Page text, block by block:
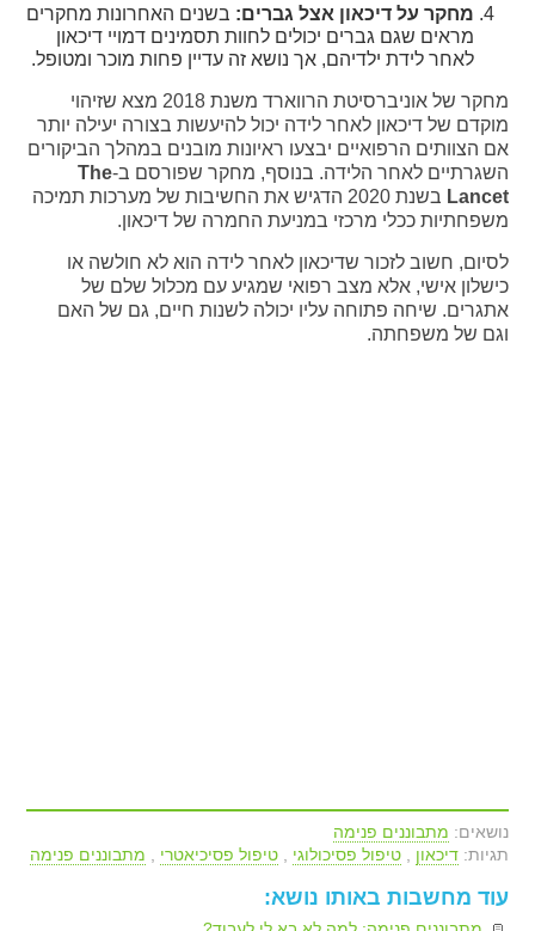
מחקר על דיכאון אצל גברים: בשנים האחרונות מחקרים
מראים שגם גברים יכולים לחוות תסמינים דמויי דיכאון
לאחר לידת ילדיהם, אך נושא זה עדיין פחות מוכר ומטופל.
מחקר של אוניברסיטת הרווארד משנת 2018 מצא שזיהוי
מוקדם של דיכאון לאחר לידה יכול להיעשות בצורה יעילה יותר
אם הצוותים הרפואיים יבצעו ראיונות מובנים במהלך הביקורים
השגרתיים לאחר הלידה. בנוסף, מחקר שפורסם ב-The
Lancet
בשנת 2020 הדגיש את החשיבות של מערכות תמיכה
משפחתיות ככלי מרכזי במניעת החמרה של דיכאון.
לסיום, חשוב לזכור שדיכאון לאחר לידה הוא לא חולשה או
כישלון אישי, אלא מצב רפואי שמגיע עם מכלול שלם של
אתגרים. שיחה פתוחה עליו יכולה לשנות חיים, גם של האם
וגם של משפחתה.
נושאים: מתבוננים פנימה
תגיות:דיכאון ,טיפול פסיכולוגי ,טיפול פסיכיאטרי מתבוננים פנימה
עוד מחשבות באותו נושא: